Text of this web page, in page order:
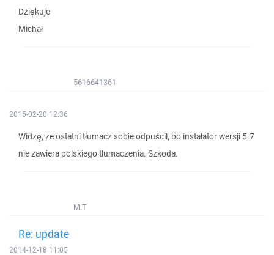
Dziękuje
Michał
5616641361
2015-02-20 12:36
Widzę, ze ostatni tłumacz sobie odpuścił, bo instalator wersji 5.7
nie zawiera polskiego tłumaczenia. Szkoda.
M.T
Re: update
2014-12-18 11:05